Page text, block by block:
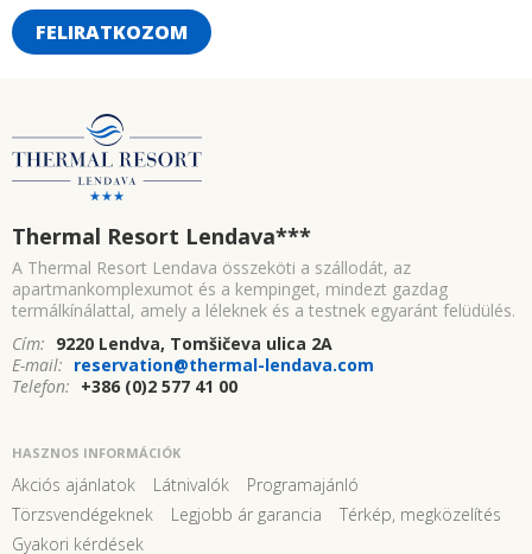
FELIRATKOZOM
Thermal Resort Lendava***
A Thermal Resort Lendava összeköti a szállodát, az
apartmankomplexumot és a kempinget, mindezt gazdag
termálkínálattal, amely a léleknek és a testnek egyaránt felüdülés.
Cím: 9220 Lendva, Tomšičeva ulica 2A
E-mail: reservation@thermal-lendava.com
Telefon: +386 (0)2 577 41 00
HASZNOS INFORMÁCIÓK
Akciós ajánlatok Látnivalók
Programajánló
Törzsvendégeknek
Legjobb ár garancia
Térkép, megközelítés
Gyakori kérdések